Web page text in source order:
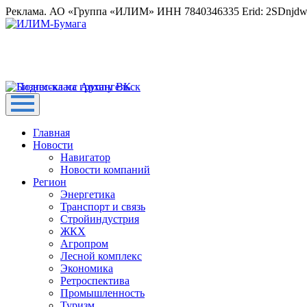
Реклама. АО «Группа «ИЛИМ» ИНН 7840346335 Erid:
Главная
Новости
Навигатор
Новости компаний
Регион
Энергетика
Транспорт и связь
Стройиндустрия
ЖКХ
Агропром
Лесной комплекс
Экономика
Ретроспектива
Промышленность